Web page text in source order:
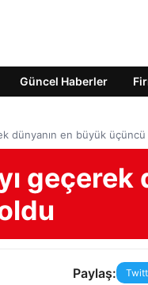
Güncel Haberler
dünyanın en büyük
geçerek
Paylaş: